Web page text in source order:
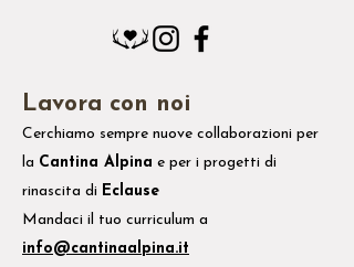
Lavora con noi
Cerchiamo sempre nuove collaborazioni per
la Cantina Alpina e per i progetti di
rinascita di Eclause
Mandaci il tuo curriculum a
info@cantinaalpina.it